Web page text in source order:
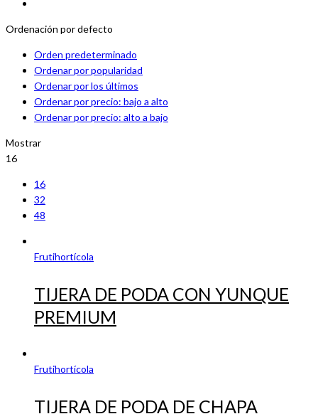
Ordenación por defecto
Orden predeterminado
Ordenar por popularidad
Ordenar por los últimos
Ordenar por precio: bajo a alto
Ordenar por precio: alto a bajo
Mostrar
16
16
32
48
Frutihortícola
TIJERA DE PODA CON YUNQUE
PREMIUM
Frutihortícola
TIJERA DE PODA DE CHAPA